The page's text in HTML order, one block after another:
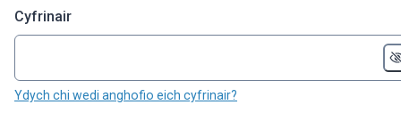
Cyfrinair
Ydych chi wedi anghofio eich cyfrinair?